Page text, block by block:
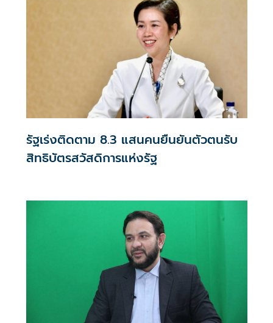
รัฐเร่งติดตาม 8.3 แสนคนยืนยันตัวตนรับ
สิทธิบัตรสวัสดิการแห่งรัฐ